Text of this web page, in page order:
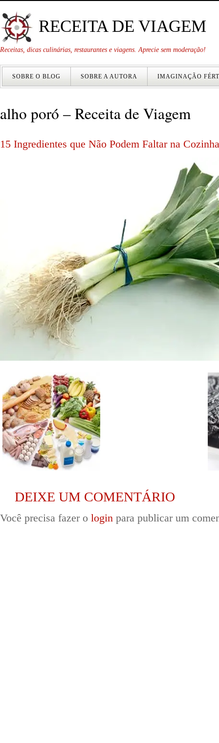
RECEITA DE VIAGEM
Receitas, dicas culinárias, restaurantes e viagens. Aprecie sem moderação!
SOBRE O BLOG SOBRE A AUTORA IMAGINAÇÃO
alho poró – Receita de Viagem
15 Ingredientes que Não Podem Faltar na Cozinha
DEIXE UM COMENTÁRIO
Você precisa fazer o login para publicar um